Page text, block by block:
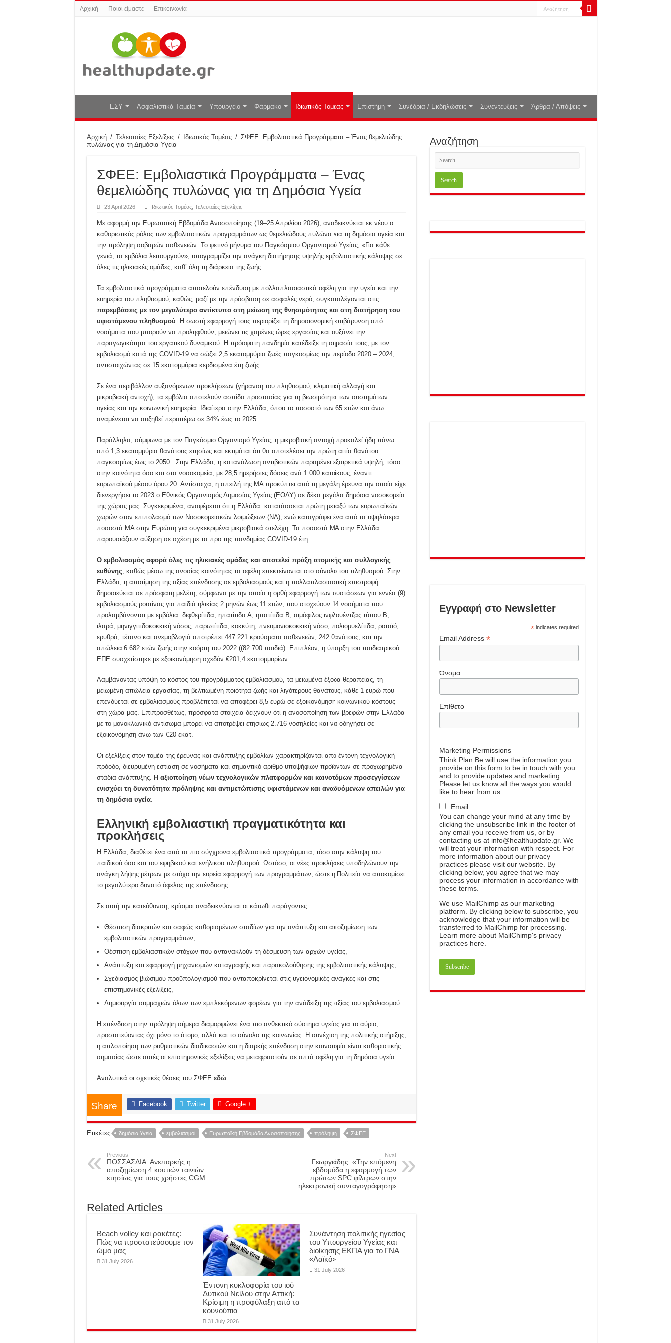
Αρχική Ποιοι είμαστε Επικοινωνία
ΕΣΥ Ασφαλιστικά Ταμεία Υπουργείο Φάρμακο Ιδιωτικός Τομέας Επιστήμη Συνέδρια / Εκδηλώσεις Συνεντεύξεις Άρθρα / Απόψεις
Αρχική / Τελευταίες Εξελίξεις / Ιδιωτικός Τομέας / ΣΦΕΕ: Εμβολιαστικά Προγράμματα – Ένας θεμελιώδης
πυλώνας για τη Δημόσια Υγεία
ΣΦΕΕ: Εμβολιαστικά Προγράμματα – Ένας
θεμελιώδης πυλώνας για τη Δημόσια Υγεία
23 April 2026 Ιδιωτικός Τομέας, Τελευταίες Εξελίξεις
Με αφορμή την Ευρωπαϊκή Εβδομάδα Ανοσοποίησης (19–25 Απριλίου 2026), αναδεικνύεται εκ νέου ο
καθοριστικός ρόλος των εμβολιαστικών προγραμμάτων ως θεμελιώδους πυλώνα για τη δημόσια υγεία και
την πρόληψη σοβαρών ασθενειών. Το φετινό μήνυμα του Παγκόσμιου Οργανισμού Υγείας, «Για κάθε
γενιά, τα εμβόλια λειτουργούν», υπογραμμίζει την ανάγκη διατήρησης υψηλής εμβολιαστικής κάλυψης σε
όλες τις ηλικιακές ομάδες, καθ’ όλη τη διάρκεια της ζωής.
Τα εμβολιαστικά προγράμματα αποτελούν επένδυση με πολλαπλασιαστικά οφέλη για την υγεία και την
ευημερία του πληθυσμού, καθώς, μαζί με την πρόσβαση σε ασφαλές νερό, συγκαταλέγονται στις
παρεμβάσεις με τον μεγαλύτερο αντίκτυπο στη μείωση της θνησιμότητας και στη διατήρηση του
υφιστάμενου πληθυσμού . Η σωστή εφαρμογή τους περιορίζει τη δημοσιονομική επιβάρυνση από
νοσήματα που μπορούν να προληφθούν, μειώνει τις χαμένες ώρες εργασίας και αυξάνει την
παραγωγικότητα του εργατικού δυναμικού. Η πρόσφατη πανδημία κατέδειξε τη σημασία τους, με τον
εμβολιασμό κατά της COVID-19 να σώζει 2,5 εκατομμύρια ζωές παγκοσμίως την περίοδο 2020 – 2024,
αντιστοιχώντας σε 15 εκατομμύρια κερδισμένα έτη ζωής.
Σε ένα περιβάλλον αυξανόμενων προκλήσεων (γήρανση του πληθυσμού, κλιματική αλλαγή και
μικροβιακή αντοχή), τα εμβόλια αποτελούν ασπίδα προστασίας για τη βιωσιμότητα των συστημάτων
υγείας και την κοινωνική ευημερία. Ιδιαίτερα στην Ελλάδα, όπου το ποσοστό των 65 ετών και άνω
αναμένεται να αυξηθεί περαιτέρω σε 34% έως το 2025.
Παράλληλα, σύμφωνα με τον Παγκόσμιο Οργανισμό Υγείας, η μικροβιακή αντοχή προκαλεί ήδη πάνω
από 1,3 εκατομμύρια θανάτους ετησίως και εκτιμάται ότι θα αποτελέσει την πρώτη αιτία θανάτου
παγκοσμίως έως το 2050. Στην Ελλάδα, η κατανάλωση αντιβιοτικών παραμένει εξαιρετικά υψηλή, τόσο
στην κοινότητα όσο και στα νοσοκομεία, με 28,5 ημερήσιες δόσεις ανά 1.000 κατοίκους, έναντι
ευρωπαϊκού μέσου όρου 20. Αντίστοιχα, η απειλή της ΜΑ προκύπτει από τη μεγάλη έρευνα την οποία είχε
διενεργήσει το 2023 ο Εθνικός Οργανισμός Δημοσίας Υγείας (ΕΟΔΥ) σε δέκα μεγάλα δημόσια νοσοκομεία
της χώρας μας. Συγκεκριμένα, αναφέρεται ότι η Ελλάδα κατατάσσεται πρώτη μεταξύ των ευρωπαϊκών
χωρών στον επιπολασμό των Νοσοκομειακών λοιμώξεων (ΝΛ), ενώ καταγράφει ένα από τα υψηλότερα
ποσοστά ΜΑ στην Ευρώπη για συγκεκριμένα μικροβιακά στελέχη. Τα ποσοστά ΜΑ στην Ελλάδα
παρουσιάζουν αύξηση σε σχέση με τα προ της πανδημίας COVID-19 έτη.
Ο εμβολιασμός αφορά όλες τις ηλικιακές ομάδες και αποτελεί πράξη ατομικής και συλλογικής
ευθύνης , καθώς μέσω της ανοσίας κοινότητας τα οφέλη επεκτείνονται στο σύνολο του πληθυσμού. Στην
Ελλάδα, η αποτίμηση της αξίας επένδυσης σε εμβολιασμούς και η πολλαπλασιαστική επιστροφή
δημοσιεύεται σε πρόσφατη μελέτη, σύμφωνα με την οποία η ορθή εφαρμογή των συστάσεων για εννέα (9)
εμβολιασμούς ρουτίνας για παιδιά ηλικίας 2 μηνών έως 11 ετών, που στοχεύουν 14 νοσήματα που
προλαμβάνονται με εμβόλια: διφθερίτιδα, ηπατίτιδα Α, ηπατίτιδα Β, αιμόφιλος ινφλουέντζας τύπου Β,
ιλαρά, μηνιγγιτιδοκοκκική νόσος, παρωτίτιδα, κοκκύτη, πνευμονιοκοκκική νόσο, πολιομυελίτιδα, ροταϊό,
ερυθρά, τέτανο και ανεμοβλογιά αποτρέπει 447.221 κρούσματα ασθενειών, 242 θανάτους, και την
απώλεια 6.682 ετών ζωής στην κοόρτη του 2022 ((82.700 παιδιά). Επιπλέον, η ύπαρξη του παιδιατρικού
ΕΠΕ συσχετίστηκε με εξοικονόμηση σχεδόν €201,4 εκατομμυρίων.
Λαμβάνοντας υπόψη το κόστος του προγράμματος εμβολιασμού, τα μειωμένα έξοδα θεραπείας, τη
μειωμένη απώλεια εργασίας, τη βελτιωμένη ποιότητα ζωής και λιγότερους θανάτους, κάθε 1 ευρώ που
επενδύεται σε εμβολιασμούς προβλέπεται να αποφέρει 8,5 ευρώ σε εξοικονόμηση κοινωνικού κόστους
στη χώρα μας. Επιπροσθέτως, πρόσφατα στοιχεία δείχνουν ότι η ανοσοποίηση των βρεφών στην Ελλάδα
με το μονοκλωνικό αντίσωμα μπορεί να αποτρέψει ετησίως 2.716 νοσηλείες και να οδηγήσει σε
εξοικονόμηση άνω των €20 εκατ.
Οι εξελίξεις στον τομέα της έρευνας και ανάπτυξης εμβολίων χαρακτηρίζονται από έντονη τεχνολογική
πρόοδο, διευρυμένη εστίαση σε νοσήματα και σημαντικό αριθμό υποψήφιων προϊόντων σε προχωρημένα
στάδια ανάπτυξης. Η αξιοποίηση νέων τεχνολογικών πλατφορμών και καινοτόμων προσεγγίσεων
ενισχύει τη δυνατότητα πρόληψης και αντιμετώπισης υφιστάμενων και αναδυόμενων απειλών για
τη δημόσια υγεία.
Ελληνική εμβολιαστική πραγματικότητα και
προκλήσεις
Η Ελλάδα, διαθέτει ένα από τα πιο σύγχρονα εμβολιαστικά προγράμματα, τόσο στην κάλυψη του
παιδικού όσο και του εφηβικού και ενήλικου πληθυσμού. Ωστόσο, οι νέες προκλήσεις υποδηλώνουν την
ανάγκη λήψης μέτρων με στόχο την ευρεία εφαρμογή των προγραμμάτων, ώστε η Πολιτεία να αποκομίσει
το μεγαλύτερο δυνατό όφελος της επένδυσης.
Σε αυτή την κατεύθυνση, κρίσιμοι αναδεικνύονται οι κάτωθι παράγοντες:
Θέσπιση διακριτών και σαφώς καθορισμένων σταδίων για την ανάπτυξη και αποζημίωση των
εμβολιαστικών προγραμμάτων,
Θέσπιση εμβολιαστικών στόχων που αντανακλούν τη δέσμευση των αρχών υγείας,
Ανάπτυξη και εφαρμογή μηχανισμών καταγραφής και παρακολούθησης της εμβολιαστικής κάλυψης,
Σχεδιασμός βιώσιμου προϋπολογισμού που ανταποκρίνεται στις υγειονομικές ανάγκες και στις
επιστημονικές εξελίξεις,
Δημιουργία συμμαχιών όλων των εμπλεκόμενων φορέων για την ανάδειξη της αξίας του εμβολιασμού.
Η επένδυση στην πρόληψη σήμερα διαμορφώνει ένα πιο ανθεκτικό σύστημα υγείας για το αύριο,
προστατεύοντας όχι μόνο το άτομο, αλλά και το σύνολο της κοινωνίας. Η συνέχιση της πολιτικής στήριξης,
η απλοποίηση των ρυθμιστικών διαδικασιών και η διαρκής επένδυση στην καινοτομία είναι καθοριστικής
σημασίας ώστε αυτές οι επιστημονικές εξελίξεις να μεταφραστούν σε απτά οφέλη για τη δημόσια υγεία.
Αναλυτικά οι σχετικές θέσεις του ΣΦΕΕ εδώ
Share Facebook Twitter Google +
Ετικέτες δημόσια Υγεία εμβολιασμοί Ευρωπαϊκή Εβδομάδα Ανοσοποίησης πρόληψη ΣΦΕΕ
Previous
ΠΟΣΣΑΣΔΙΑ: Ανεπαρκής η
αποζημίωση 4 κουτιών ταινιών
ετησίως για τους χρήστες CGM
Next
Γεωργιάδης: «Την επόμενη
εβδομάδα η εφαρμογή των
πρώτων SPC φίλτρων στην
ηλεκτρονική συνταγογράφηση»
Related Articles
Beach volley και ρακέτες:
Πώς να προστατεύσουμε τον
ώμο μας
31 July 2026
Έντονη κυκλοφορία του ιού
Δυτικού Νείλου στην Αττική:
Κρίσιμη η προφύλαξη από τα
κουνούπια
31 July 2026
Συνάντηση πολιτικής ηγεσίας
του Υπουργείου Υγείας και
διοίκησης ΕΚΠΑ για το ΓΝΑ
«Λαϊκό»
31 July 2026
Αναζήτηση
Εγγραφή στο Newsletter
*indicates required
Email Address *
Όνομα
Επίθετο
Marketing Permissions
Think Plan Be will use the information you
provide on this form to be in touch with you
and to provide updates and marketing.
Please let us know all the ways you would
like to hear from us:
Email
You can change your mind at any time by
clicking the unsubscribe link in the footer of
any email you receive from us, or by
contacting us at info@healthupdate.gr. We
will treat your information with respect. For
more information about our privacy
practices please visit our website. By
clicking below, you agree that we may
process your information in accordance with
these terms.
We use MailChimp as our marketing
platform
By clicking below to subscribe, you
acknowledge that your information will be
transferred to MailChimp for processing
Learn more about MailChimp's privacy
practices here.